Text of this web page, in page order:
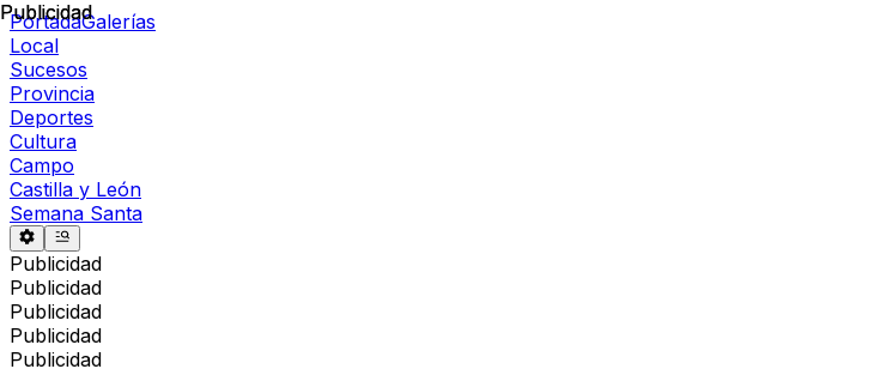
PortadaGalerías
Local
Sucesos
Provincia
Deportes
Cultura
Campo
Castilla y León
Semana Santa
Publicidad
Publicidad
Publicidad
Publicidad
Publicidad
Publicidad
Publicidad